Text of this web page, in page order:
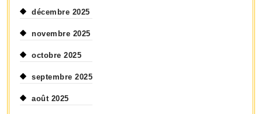
décembre 2025
novembre 2025
octobre 2025
septembre 2025
août 2025